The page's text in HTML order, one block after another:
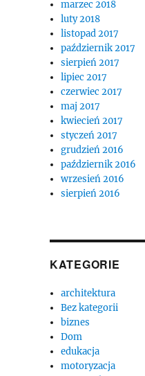
marzec 2018
luty 2018
listopad 2017
październik 2017
sierpień 2017
lipiec 2017
czerwiec 2017
maj 2017
kwiecień 2017
styczeń 2017
grudzień 2016
październik 2016
wrzesień 2016
sierpień 2016
KATEGORIE
architektura
Bez kategorii
biznes
Dom
edukacja
motoryzacja